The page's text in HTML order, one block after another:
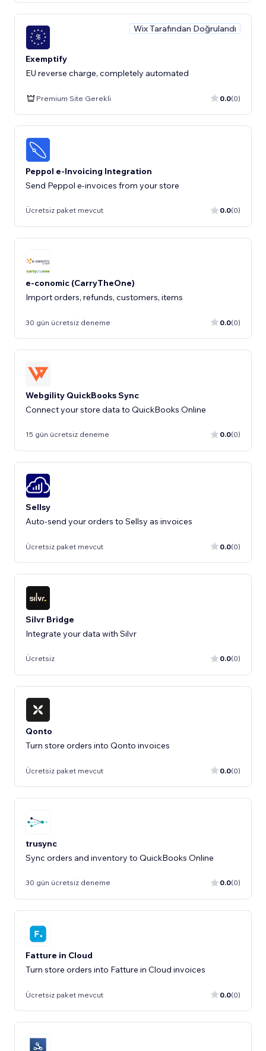
Wix Tarafından Doğrulandı
Exemptify
EU reverse charge, completely automated
Premium Site Gerekli 0.0(0)
Peppol e-Invoicing Integration
Send Peppol e-invoices from your store
Ücretsiz paket mevcut 0.0(0)
e-conomic (CarryTheOne)
Import orders, refunds, customers, items
30 gün ücretsiz deneme 0.0(0)
Webgility QuickBooks Sync
Connect your store data to QuickBooks Online
15 gün ücretsiz deneme 0.0(0)
Sellsy
Auto-send your orders to Sellsy as invoices
Ücretsiz paket mevcut 0.0(0)
Silvr Bridge
Ücretsiz 0.0(0)
Qonto
Turn store orders into Qonto invoices
Ücretsiz paket mevcut 0.0(0)
trusync
Sync orders and inventory to QuickBooks Online
30 gün ücretsiz deneme 0.0(0)
Fatture in Cloud
Turn store orders into Fatture in Cloud invoices
Ücretsiz paket mevcut 0.0(0)